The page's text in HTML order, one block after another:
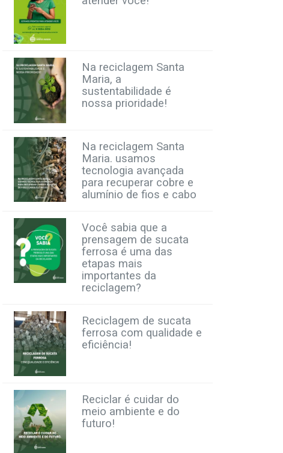
Na reciclagem Santa
Maria, a
sustentabilidade é
nossa prioridade!
Na reciclagem Santa
Maria. usamos
tecnologia avançada
para recuperar cobre e
alumínio de fios e cabo
Você sabia que a
prensagem de sucata
ferrosa é uma das
etapas mais
importantes da
reciclagem?
Reciclagem de sucata
ferrosa com qualidade e
eficiência!
Reciclar é cuidar do
meio ambiente e do
futuro!